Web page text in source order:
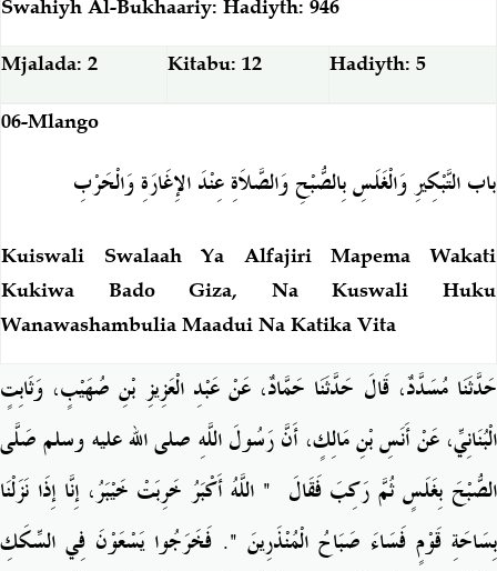
Swahiyh Al-Bukhaariy: Hadiyth: 946
Mjalada: 2 Kitabu: 12 Hadiyth: 5
06-Mlango
باب التَّبْكِيرِ وَالْغَلَسِ بِالصُّبْحِ وَالصَّلاَةِ عِنْدَ الإِغَارَةِ وَالْحَرْبِ
Kuiswali Swalaah Ya Alfajiri Mapema Wakati
Kukiwa Bado Giza, Na Kuswali Huku
Wanawashambulia Maadui Na Katika Vita
حَدَّثَنَا مُسَدَّدٌ، قَالَ حَدَّثَنَا حَمَّادٌ، عَنْ عَبْدِ الْعَزِيزِ بْنِ صُهَيْبٍ، وَثَابِتٍ
الْبُنَانِيِّ، عَنْ أَنَسِ بْنِ مَالِكٍ، أَنَّ رَسُولَ اللَّهِ صلى الله عليه وسلم صَلَّى
الصُّبْحَ بِغَلَسٍ ثُمَّ رَكِبَ فَقَالَ ‏ " ‏ اللَّهُ أَكْبَرُ خَرِبَتْ خَيْبَرُ، إِنَّا إِذَا نَزَلْنَا
بِسَاحَةِ قَوْمٍ فَسَاءَ صَبَاحُ الْمُنْذَرِينَ ‏ "‏‏.‏ فَخَرَجُوا يَسْعَوْنَ فِي السِّكَكِ